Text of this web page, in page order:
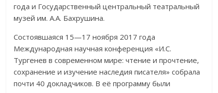
года и Государственный центральный театральный
музей им. А.А. Бахрушина.
Состоявшаяся 15—17 ноября 2017 года
Международная научная конференция «И.С.
Тургенев в современном мире: чтение и прочтение,
сохранение и изучение наследия писателя» собрала
почти 40 докладчиков. В её программу были